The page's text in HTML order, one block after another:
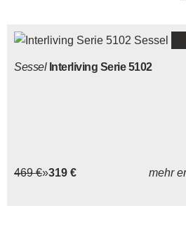
Sessel Interliving Serie 5102
469 € 319 € mehr